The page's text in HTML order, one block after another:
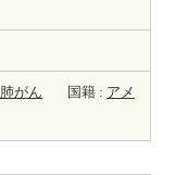
肺がん 国籍 : アメ